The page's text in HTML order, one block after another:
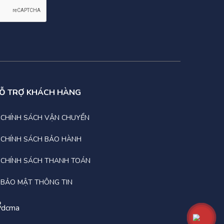
TRỢ KHÁCH HÀNG
CHÍNH SÁCH VẬN CHUYỂN
CHÍNH SÁCH BẢO HÀNH
CHÍNH SÁCH THANH TOÁN
BẢO MẬT THÔNG TIN